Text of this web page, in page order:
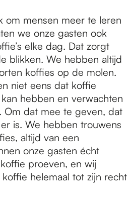
om mensen meer te leren
we onze gasten ook
elke dag. Dat zorgt
blikken. We hebben altijd
koffies op de molen.
niet eens dat koffie
hebben en verwachten
Om dat mee te geven, dat
is. We hebben trouwens
altijd van een
onze gasten écht
proeven, en wij
helemaal tot zijn recht